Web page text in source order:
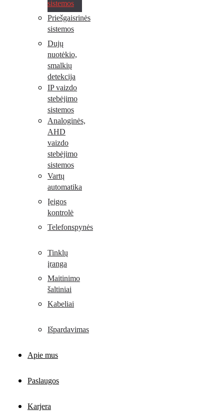
sistemos
Priešgaisrinės
sistemos
Dujų
nuotėkio,
smalkių
detekcija
IP vaizdo
stebėjimo
sistemos
Analoginės,
AHD
vaizdo
stebėjimo
sistemos
Vartų
automatika
Įeigos
kontrolė
Telefonspynės
Tinklų
įranga
Maitinimo
šaltiniai
Kabeliai
Išpardavimas
Apie mus
Paslaugos
Karjera